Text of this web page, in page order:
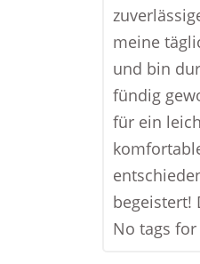
meine
und bin
fündig
für ein
begeistert!
No tags